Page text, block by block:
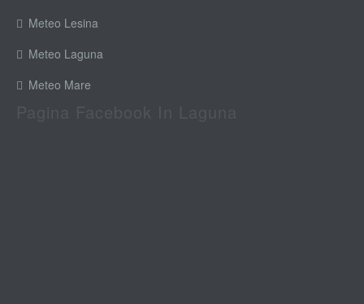
Meteo Lesina
Meteo Laguna
Meteo Mare